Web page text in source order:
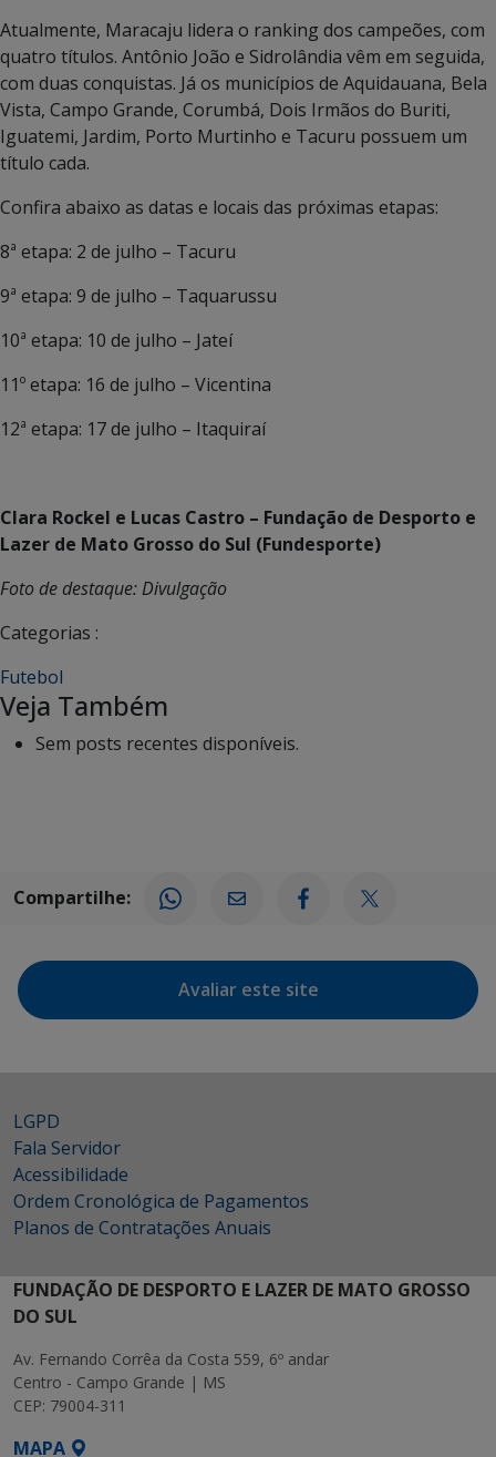
Atualmente, Maracaju lidera o ranking dos campeões, com
quatro títulos. Antônio João e Sidrolândia vêm em seguida,
com duas conquistas. Já os municípios de Aquidauana, Bela
Vista, Campo Grande, Corumbá, Dois Irmãos do Buriti,
Iguatemi, Jardim, Porto Murtinho e Tacuru possuem um
título cada.
Confira abaixo as datas e locais das próximas etapas:
8ª etapa: 2 de julho – Tacuru
9ª etapa: 9 de julho – Taquarussu
10ª etapa: 10 de julho – Jateí
11º etapa: 16 de julho – Vicentina
12ª etapa: 17 de julho – Itaquiraí
Clara Rockel e Lucas Castro – Fundação de Desporto e
Lazer de Mato Grosso do Sul (Fundesporte)
Foto de destaque: Divulgação
Categorias :
Futebol
Veja Também
Sem posts recentes disponíveis.
Compartilhe:
Avaliar este site
LGPD
Fala Servidor
Acessibilidade
Ordem Cronológica de Pagamentos
Planos de Contratações Anuais
FUNDAÇÃO DE DESPORTO E LAZER DE MATO GROSSO
DO SUL
Av. Fernando Corrêa da Costa 559, 6º andar
Centro - Campo Grande | MS
CEP: 79004-311
MAPA